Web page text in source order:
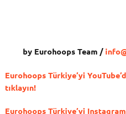
by Eurohoops Team /
Eurohoops Türkiye’yi
tıklayın!
Eurohoops Türkiye’yi